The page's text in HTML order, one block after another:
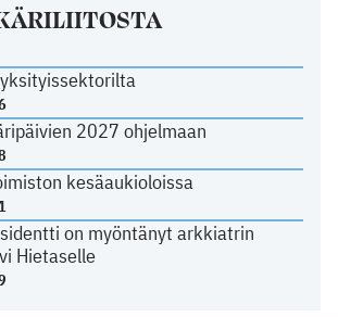
2027 ohjelmaan
kesäaukioloissa
on myöntänyt arkkiatrin
Hietaselle